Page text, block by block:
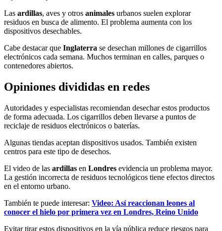
Las ardillas, aves y otros animales urbanos suelen explorar
residuos en busca de alimento. El problema aumenta con los
dispositivos desechables.
Cabe destacar que Inglaterra se desechan millones de cigarrillos
electrónicos cada semana. Muchos terminan en calles, parques o
contenedores abiertos.
Opiniones divididas en redes
Autoridades y especialistas recomiendan desechar estos productos
de forma adecuada. Los cigarrillos deben llevarse a puntos de
reciclaje de residuos electrónicos o baterías.
Algunas tiendas aceptan dispositivos usados. También existen
centros para este tipo de desechos.
El video de las ardillas en Londres evidencia un problema mayor.
La gestión incorrecta de residuos tecnológicos tiene efectos directos
en el entorno urbano.
También te puede interesar: Video: Así reaccionan leones al
conocer el hielo por primera vez en Londres, Reino Unido
Evitar tirar estos dispositivos en la vía pública reduce riesgos para